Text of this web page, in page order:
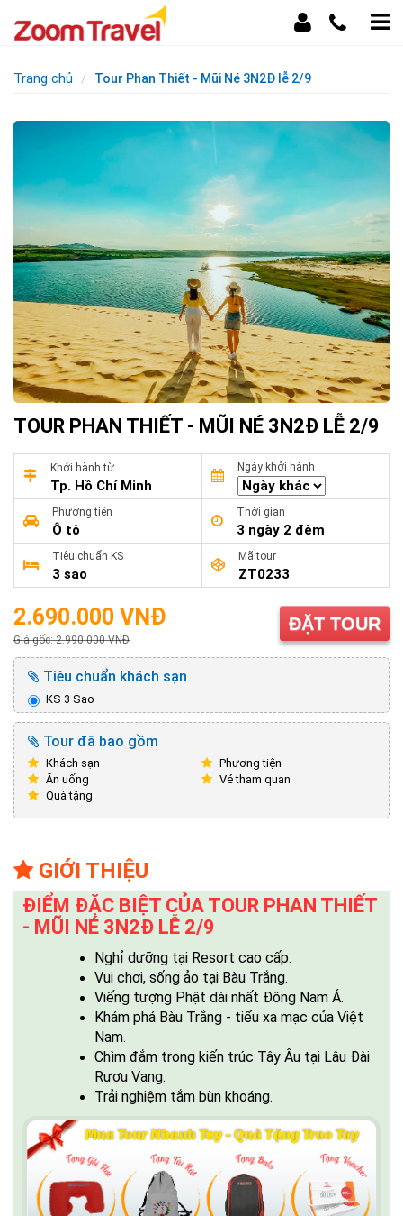
Trang chủ Tour Phan Thiết - Mũi Né 3N2Đ lễ 2/9
TOUR PHAN THIẾT - MŨI NÉ 3N2Đ LỄ 2/9
Khởi hành từ
Tp. Hồ Chí Minh
Ngày khởi hành
Phương tiện
Ô tô
Thời gian
3 ngày 2 đêm
Tiêu chuẩn KS
3 sao
Mã tour
ZT0233
2.690.000 VNĐ
Giá gốc: 2.990.000 VNĐ
ĐẶT TOUR
Tiêu chuẩn khách sạn
KS 3 Sao
Tour đã bao gồm
Khách sạn
Phương tiện
Ăn uống
Vé tham quan
Quà tặng
GIỚI THIỆU
ĐIỂM ĐẶC BIỆT CỦA TOUR PHAN THIẾT
- MŨI NÉ 3N2Đ LỄ 2/9
Nghỉ dưỡng tại Resort cao cấp.
Vui chơi, sống ảo tại Bàu Trắng.
Viếng tượng Phật dài nhất Đông Nam Á.
Khám phá Bàu Trắng - tiểu xa mạc của Việt
Nam.
Chìm đắm trong kiến trúc Tây Âu tại Lâu Đài
Rượu Vang.
Trải nghiệm tắm bùn khoáng.